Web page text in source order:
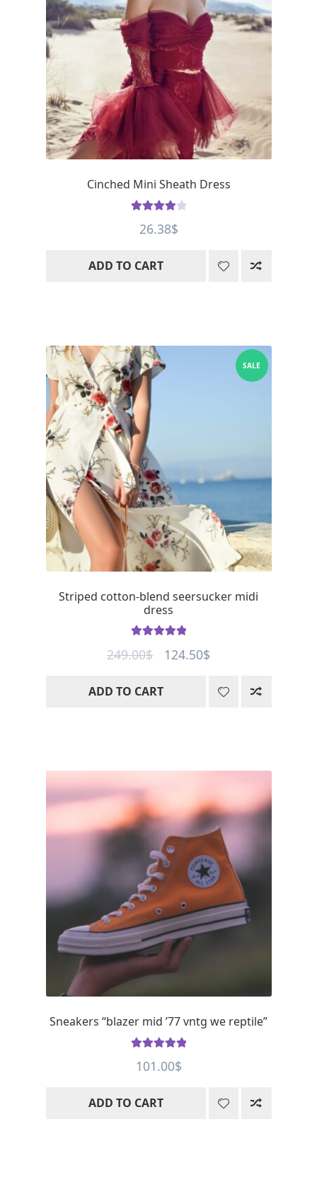
Cinched Mini Sheath Dress
out of 5
26.38$
ADD TO CART
Striped cotton-blend seersucker midi
dress
of 5
SALE
249.00$
Original
was:
124.50$Current
is:
ADD TO CART
Sneakers “blazer mid ’77 vntg we reptile”
of 5
101.00$
ADD TO CART